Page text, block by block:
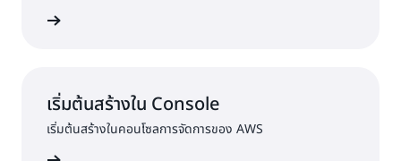
เริ่มต้นสร้างใน Console
เริ่มต้นสร้างในคอนโซลการจัดการของ AWS